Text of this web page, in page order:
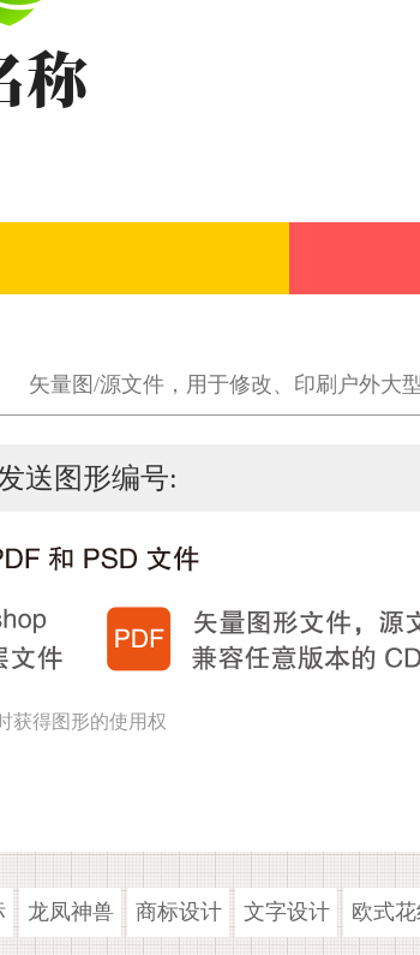
矢量图/源文件，用于修改、印刷户外大
送图形编号:
获得图形的使用权
龙凤神兽 商标设计 文字设计 欧式